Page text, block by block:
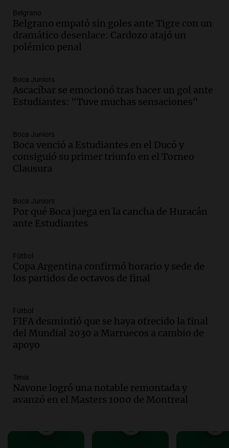
Audio.
Mundial de Natación de Invierno con
récords y atletas de 20 países
Amamos Argentina
Audio.
accidente fatal en San Luis dejó tres
jóvenes muertos y un herido grave
Audio.
Historiador de la UBA celebró la
marcha atrás en la Ley de Tierras:
“Frenamos un saqueo de recursos”
Amamos Argentina
Audio.
Federal Sancor Seguros y adelantó su
nuevo tema a Cadena 3 Rosario.
Audio.
Cierre del Paso Internacional
Cristo Redentor por acumulación de
nieve se extiende a 22 días
Episodios
Audio.Estudiantes de Italia realizan
prácticas docentes en Córdoba para
enriquecer su formación educativa
Audio.La Universidad de Milán y su
colaboración con la municipalidad para
Episodios
Belgrano
Belgrano empató sin goles ante Tigre con un
dramático desenlace: Cardozo atajó un
polémico penal
Boca Juniors
Ascacíbar se emocionó tras hacer un gol ante
Estudiantes: "Tuve muchas sensaciones"
Boca Juniors
Boca venció a Estudiantes en el Ducó y
consiguió su primer triunfo en el Torneo
Clausura
Boca Juniors
Por qué Boca juega en la cancha de Huracán
ante Estudiantes
Fútbol
Copa Argentina confirmó horario y sede de
los partidos de octavos de final
Fútbol
FIFA desmintió que se haya ofrecido la final
del Mundial 2030 a Marruecos a cambio de
apoyo
Tenis
Navone logró una notable remontada y
avanzó en el Masters 1000 de Montreal